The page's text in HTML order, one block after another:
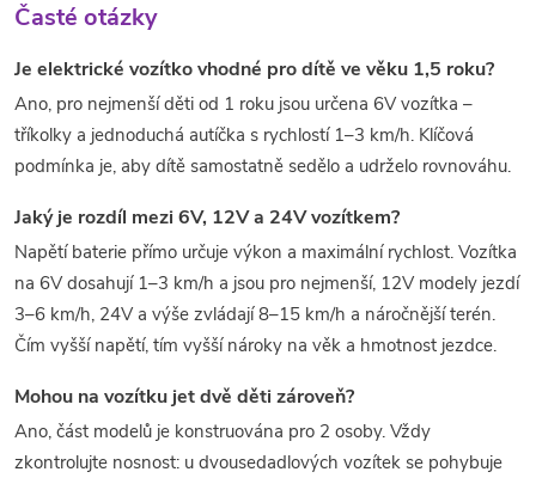
Časté otázky
Je elektrické vozítko vhodné pro dítě ve věku 1,5 roku?
Ano, pro nejmenší děti od 1 roku jsou určena 6V vozítka –
tříkolky a jednoduchá autíčka s rychlostí 1–3 km/h. Klíčová
podmínka je, aby dítě samostatně sedělo a udrželo rovnováhu.
Jaký je rozdíl mezi 6V, 12V a 24V vozítkem?
Napětí baterie přímo určuje výkon a maximální rychlost. Vozítka
na 6V dosahují 1–3 km/h a jsou pro nejmenší, 12V modely jezdí
3–6 km/h, 24V a výše zvládají 8–15 km/h a náročnější terén.
Čím vyšší napětí, tím vyšší nároky na věk a hmotnost jezdce.
Mohou na vozítku jet dvě děti zároveň?
Ano, část modelů je konstruována pro 2 osoby. Vždy
zkontrolujte nosnost: u dvousedadlových vozítek se pohybuje